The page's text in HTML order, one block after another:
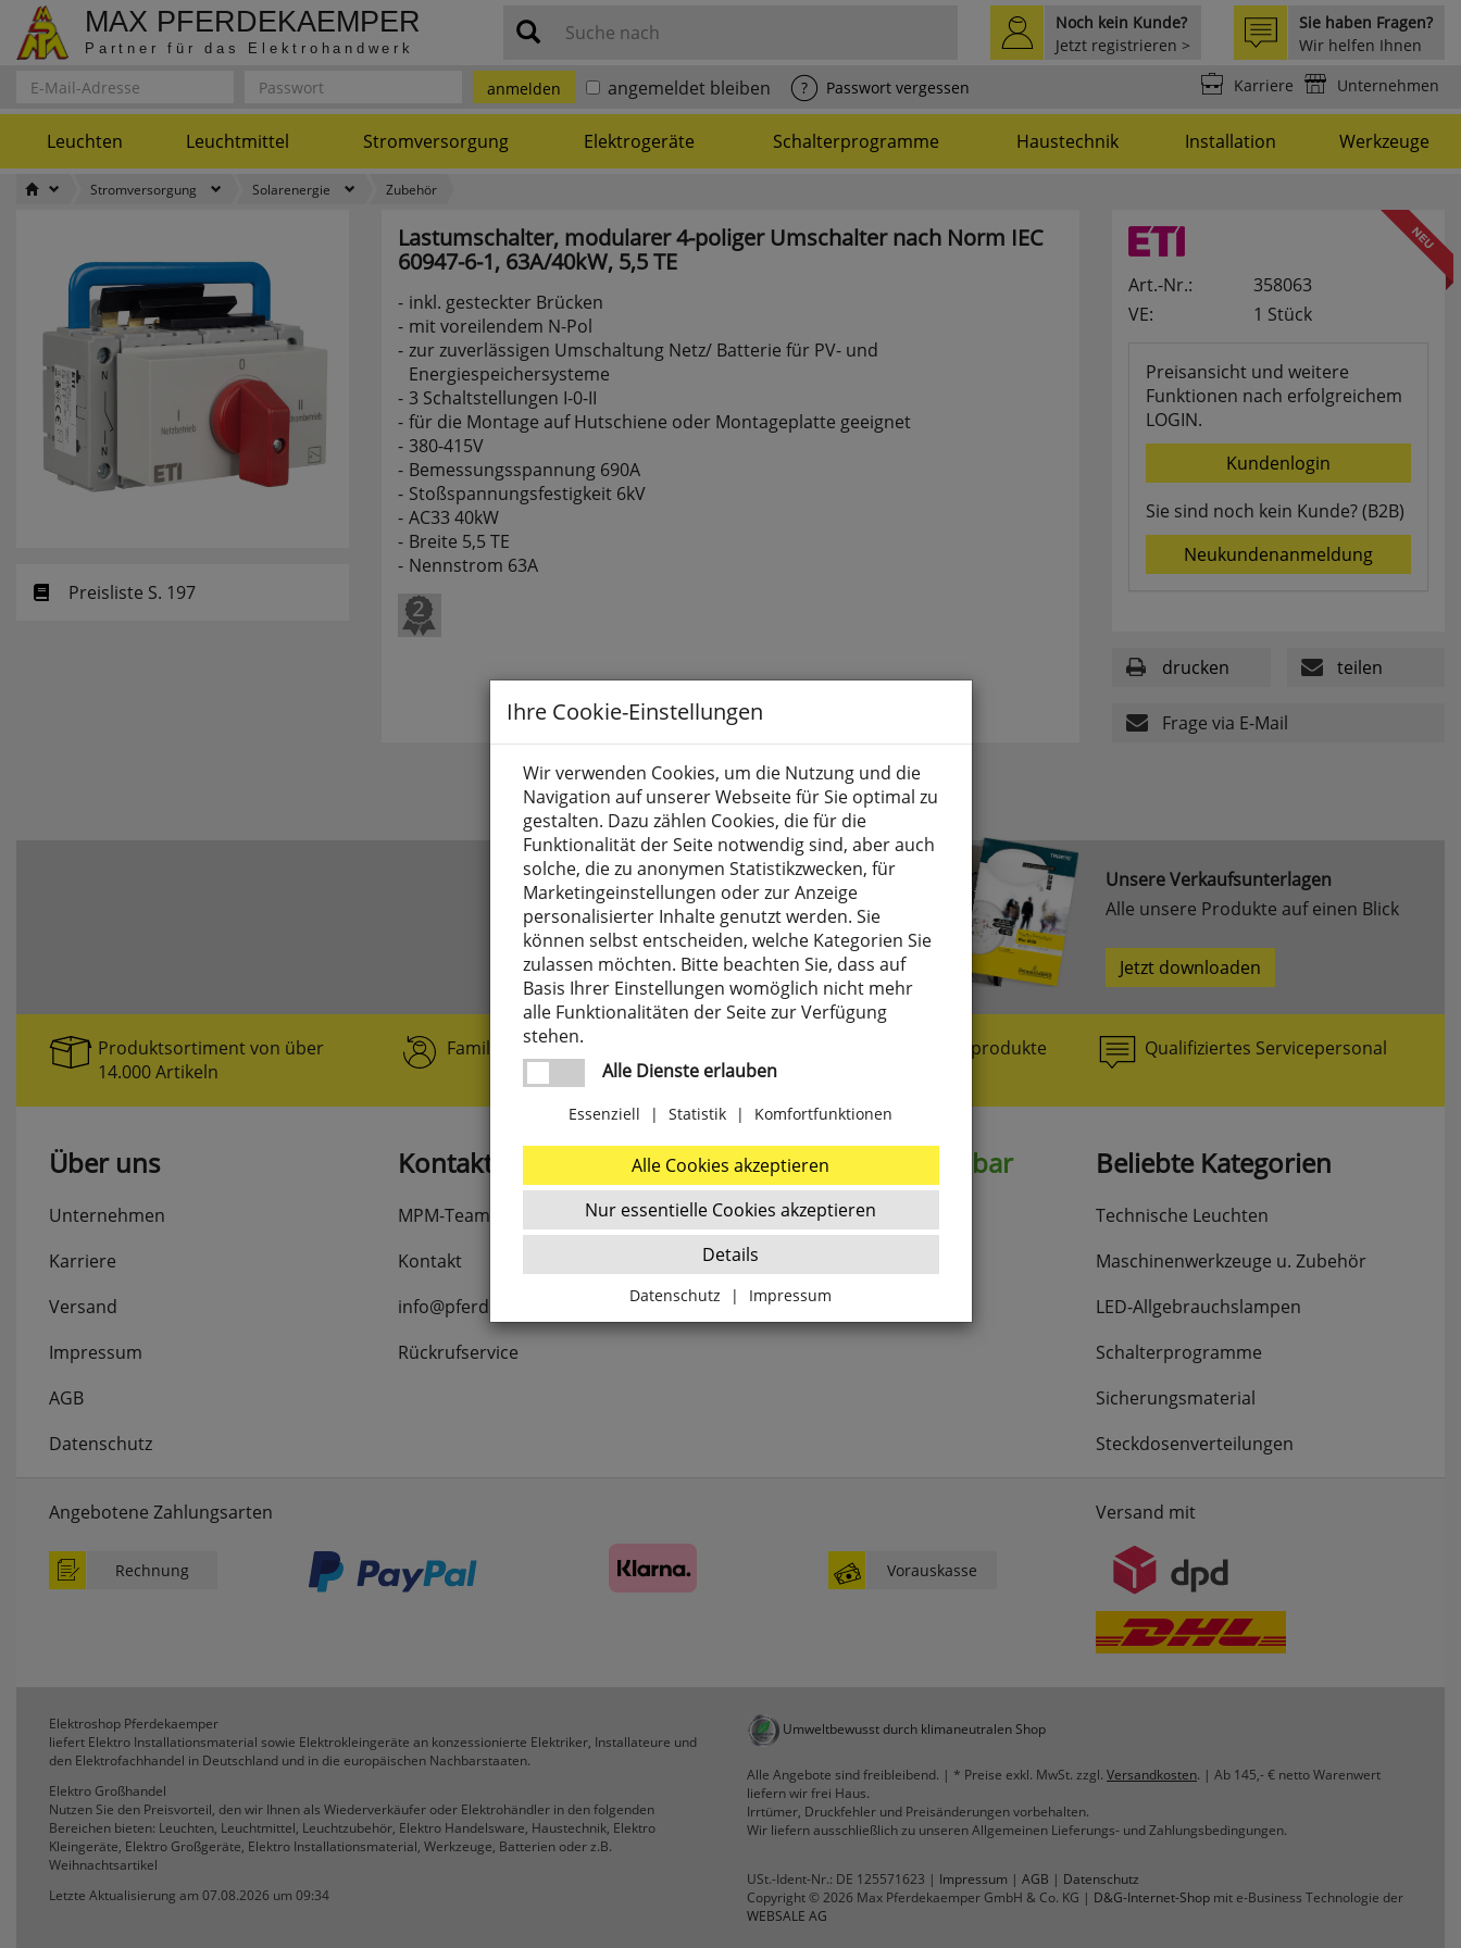
MAX PFERDEKAEMPER
Partner für das Elektrohandwerk
Suche nach
Sie haben Fragen?
Wir helfen Ihnen
Noch kein Kunde?
Jetzt registrieren >
anmelden angemeldet bleiben ? Passwort vergessen Unternehmen
Karriere
Leuchten Leuchtmittel Stromversorgung Elektrogeräte Schalterprogramme Haustechnik Installation Werkzeuge
Stromversorgung Solarenergie Zubehör
Preisliste S. 197
Lastumschalter, modularer4-poliger Umschalter nach Norm IEC
60947-6-1, 63A/40kW, 5,5TE
inkl. gesteckter Brücken
mit voreilendem N-Pol
zur zuverlässigen Umschaltung Netz/ Batterie für PV- und
Energiespeichersysteme
3 Schaltstellungen I-0-II
für die Montage auf Hutschiene oder Montageplatte geeignet
380-415V
Bemessungsspannung 690A
Stoßspannungsfestigkeit 6kV
AC33 40kW
Breite 5,5 TE
Nennstrom 63A
Art.-Nr.:
358063
VE:
1 Stück
Preisansicht und weitere
Funktionen nach erfolgreichem
LOGIN.
Kundenlogin
Sie sind noch kein Kunde? (B2B)
Neukundenanmeldung
drucken teilen
Frage via E-Mail
Ihre Cookie-Einstellungen
Wir verwenden Cookies, um die Nutzung und die
Navigation auf unserer Webseite für Sie optimal zu
gestalten. Dazu zählen Cookies, die für die
Funktionalität der Seite notwendig sind, aber auch
solche, die zu anonymen Statistikzwecken, für
Marketingeinstellungen oder zur Anzeige
personalisierter Inhalte genutzt werden. Sie
können selbst entscheiden, welche Kategorien Sie
zulassen möchten. Bitte beachten Sie, dass auf
Basis Ihrer Einstellungen womöglich nicht mehr
alle Funktionalitäten der Seite zur Verfügung
stehen.
Alle Dienste erlauben
Essenziell | Statistik | Komfortfunktionen
Alle Cookies akzeptieren
Nur essentielle Cookies akzeptieren
Details
Datenschutz | Impressum
Zurück
websale_useragreement
websale_useragreement_optin_google_conversion_tracking
Diese Cookies speichern die Cookie-Einstellungen
der Besucher, die in der Cookie Box von
www.pferdekaemper.de ausgewählt wurden.
Dieses Cookie speichert die Artikel im Warenkorb.
Unsere Verkaufsunterlagen
Alle unsere Produkte auf einen Blick
Jetzt downloaden
Produktsortiment von über
14.000 Artikeln
Familiengeführt seit 1919 Marken- und Nischenprodukte Qualifiziertes Servicepersonal
Kontakt
MPM-Team
Kontakt
info@pferdekaemper.de
Rückrufservice
Jetzt für Sie erreichbar
Bestellhotline
+49 (0) 2373 9296-20
Beliebte Kategorien
Technische Leuchten
Maschinenwerkzeuge u. Zubehör
LED-Allgebrauchslampen
Schalterprogramme
Sicherungsmaterial
Steckdosenverteilungen
Über uns
Unternehmen
Karriere
Versand
Impressum
AGB
Datenschutz
Angebotene Zahlungsarten
Rechnung Vorauskasse
Versand mit
Elektroshop Pferdekaemper
liefert Elektro Installationsmaterial sowie Elektrokleingeräte an konzessionierte Elektriker, Installateure und
den Elektrofachhandel in Deutschland und in die europäischen Nachbarstaaten.
Elektro Großhandel
Nutzen Sie den Preisvorteil, den wir Ihnen als Wiederverkäufer oder Elektrohändler in den folgenden
Bereichen bieten: Leuchten, Leuchtmittel, Leuchtzubehör, Elektro Handelsware, Haustechnik, Elektro
Kleingeräte, Elektro Großgeräte, Elektro Installationsmaterial, Werkzeuge, Batterien oder z.B.
Weihnachtsartikel
Letzte Aktualisierung am 07.08.2026 um 09:34
Umweltbewusst durch klimaneutralen Shop
Alle Angebote sind freibleibend. | * Preise exkl. MwSt. zzgl. Versandkosten. | Ab 145,- € netto Warenwert
liefern wir frei Haus.
Irrtümer, Druckfehler und Preisänderungen vorbehalten.
Wir liefern ausschließlich zu unseren Allgemeinen Lieferungs- und Zahlungsbedingungen.
USt.-Ident-Nr.: DE 125571623 | Impressum | AGB | Datenschutz
Copyright © 2026 Max Pferdekaemper GmbH & Co. KG | D&G-Internet-Shop mit e-Business Technologie der
WEBSALE AG